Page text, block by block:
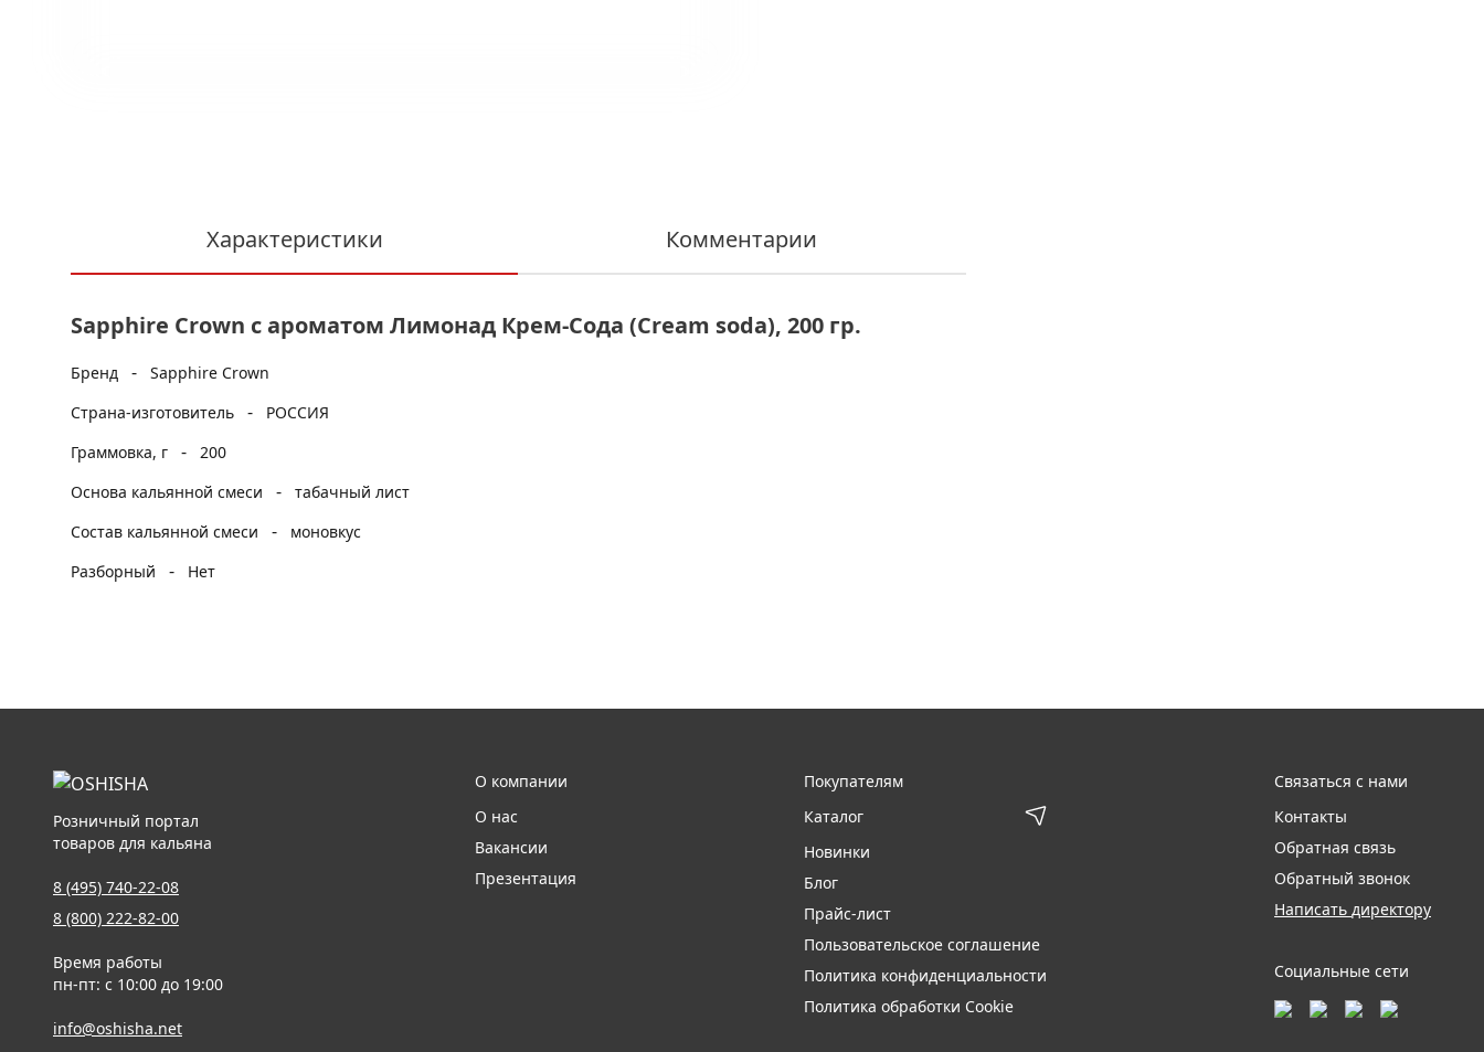
Характеристики Комментарии
Sapphire Crown с ароматом Лимонад Крем-Сода (Cream soda), 200 гр.
Бренд - Sapphire Crown
Страна-изготовитель
-
РОССИЯ
Граммовка, г
- 200
Основа кальянной смеси
- табачный лист
Состав кальянной смеси
-
моновкус
Разборный
- Нет
Розничный портал
товаров для кальяна
8 (495) 740-22-08
8 (800) 222-82-00
Время работы
пн-пт: с 10:00 до 19:00
info@oshisha.net
О компании
О нас
Вакансии
Презентация
Покупателям
Каталог
Новинки
Блог
Прайс-лист
Пользовательское соглашение
Политика конфиденциальности
Политика обработки Cookie
Связаться с нами
Контакты
Обратная связь
Обратный звонок
Написать директору
Социальные сети